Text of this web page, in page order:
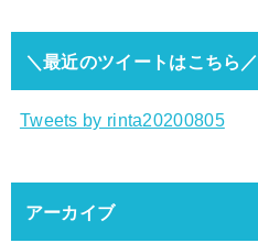
＼最近のツイートはこちら／
Tweets by rinta20200805
アーカイブ